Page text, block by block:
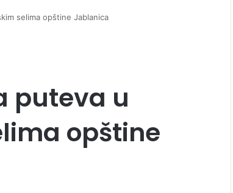
selima opštine Jablanica
puteva u
opštine